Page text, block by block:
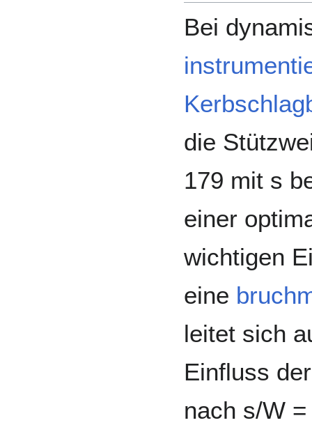
Bei
die
179 mit s
einer
wichtigen
eine
leitet sich
Einfluss
nach s/W